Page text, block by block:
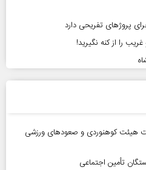
پروژهای تفریحی دارد
را از کنه نگیرید!
هیئت کوهنوردی و صعودهای ورزشی
تأمین اجتماعی